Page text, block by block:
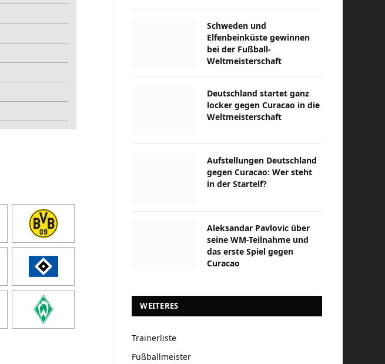
Schweden und
Elfenbeinküste gewinnen
bei der Fußball-
Weltmeisterschaft
Deutschland startet ganz
locker gegen Curacao in die
Weltmeisterschaft
Aufstellungen Deutschland
gegen Curacao: Wer steht
in der Startelf?
Aleksandar Pavlovic über
seine WM-Teilnahme und
das erste Spiel gegen
Curacao
WEITERES
Trainerliste
Fußballmeister